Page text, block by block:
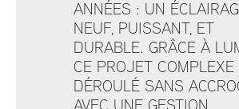
ANNÉES : UN
NEUF, PUISSANT, ET
DURABLE. GRÂCE À
CE PROJET COMPLEXE
DÉROULÉ SANS
AVEC UNE GESTION